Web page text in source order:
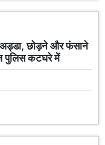
छोड़ने और फंसाने
पुलिस कटघरे में